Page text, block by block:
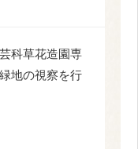
科草花造園専
地の視察を行